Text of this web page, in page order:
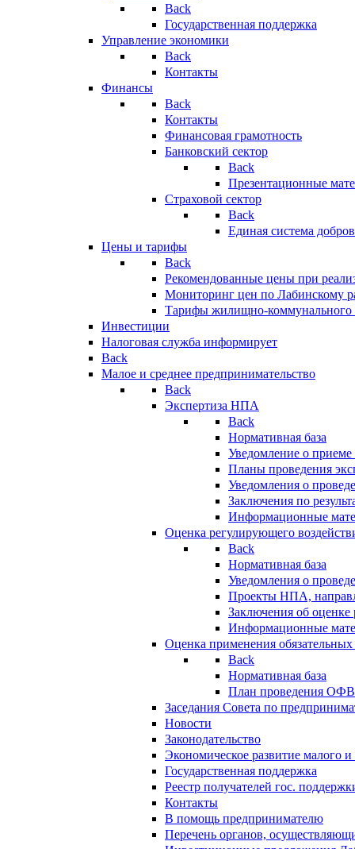
Back
Государственная поддержка
Управление экономики
Back
Контакты
Финансы
Back
Контакты
Финансовая грамотность
Банковский сектор
Back
Презентационные
Страховой сектор
Back
Единая система
Цены и тарифы
Back
Рекомендованные цены при
Мониторинг цен по Лабинскому
Тарифы жилищно-коммунального
Инвестиции
Налоговая служба информирует
Back
Малое и среднее предпринимательство
Back
Экспертиза НПА
Back
Нормативная база
Уведомление о
Планы проведения
Уведомления о
Заключения по
Информационные
Оценка регулирующего
Back
Нормативная база
Уведомления о
Проекты НПА,
Заключения об
Информационные
Оценка применения
Back
Нормативная база
План проведения
Заседания Совета по
Новости
Законодательство
Экономическое развитие малого и
Государственная поддержка
Реестр получателей гос.
Контакты
В помощь предпринимателю
Перечень органов,